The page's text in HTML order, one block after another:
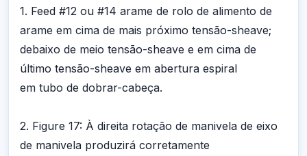
1. Feed #12 ou #14 arame de rolo de alimento de
arame em cima de mais próximo tensão-sheave;
debaixo de meio tensão-sheave e em cima de
último tensão-sheave em abertura espiral
em tubo de dobrar-cabeça.
2. Figure 17: À direita rotação de manivela de eixo
de manivela produzirá corretamente